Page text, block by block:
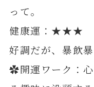
って。
健康運：★★★
好調だが、暴飲暴
✿開運ワーク：